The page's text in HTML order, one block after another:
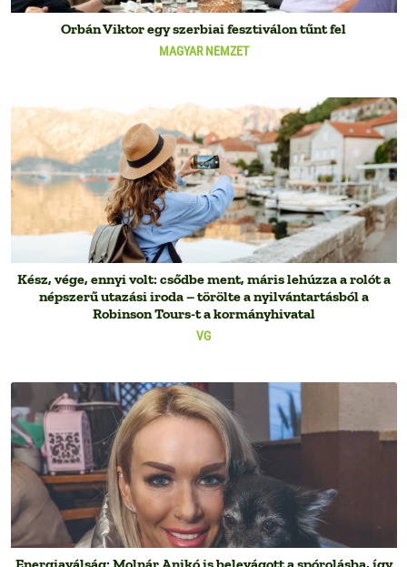
MAGYAR NEMZET
Orbán Viktor egy szerbiai fesztiválon tűnt fel
VG
Kész, vége, ennyi volt: csődbe ment, máris lehúzza a rolót a
népszerű utazási iroda – törölte a nyilvántartásból a
Robinson Tours-t a kormányhivatal